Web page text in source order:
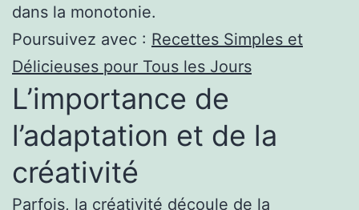
dans la monotonie.
Poursuivez avec : Recettes Simples et
Délicieuses pour Tous les Jours
L’importance de
l’adaptation et de la
créativité
Parfois, la créativité découle de la